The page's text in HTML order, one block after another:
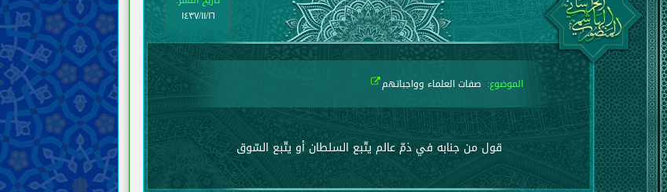
١٤٣٧/١١/١٦
الموضوع: صفات العلماء وواجباتهم
قول من جنابه في ذمّ عالم يتّبع السلطان أو يتّبع السّوق